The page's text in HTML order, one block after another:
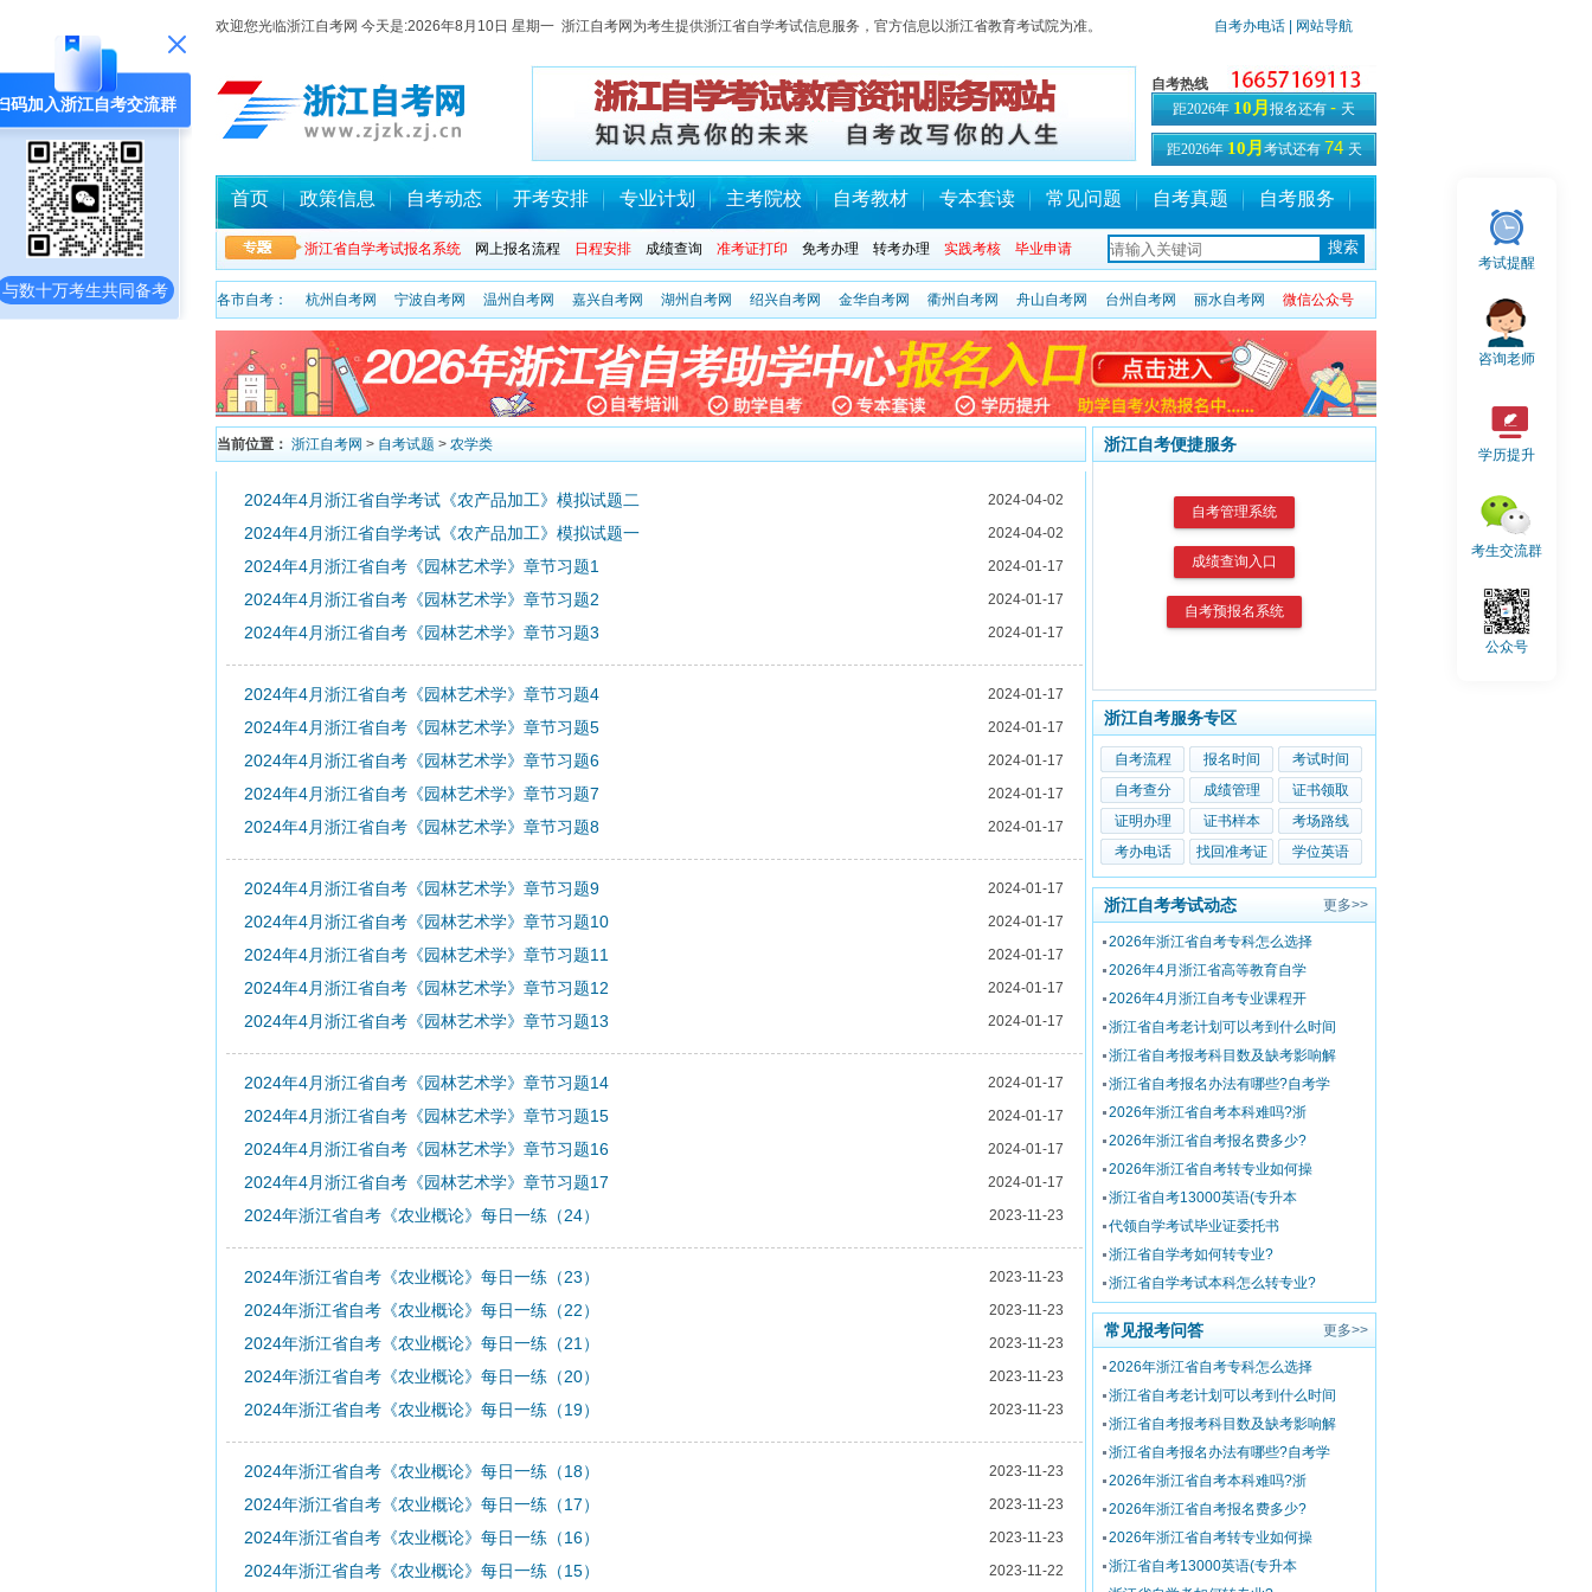
欢迎您光临浙江自考网 今天是:2026年8月10日 星期一 浙江自考网为考生提供浙江省自学考试信息服务，官方信息以浙江省教育考试院为准。 自考办电话 | 网站导航
自考热线
距2026年 10月 报名还有 - 天
距2026年 10月 考试还有 74 天
首页 政策信息 自考动态 开考安排 专业计划 主考院校 自考教材 专本套读 常见问题 自考真题 自考服务
浙江省自学考试报名系统 网上报名流程 日程安排 成绩查询 准考证打印 免考办理 转考办理 实践考核 毕业申请
各市自考： 杭州自考网 宁波自考网 温州自考网 嘉兴自考网 湖州自考网 绍兴自考网 金华自考网 衢州自考网 舟山自考网 台州自考网 丽水自考网 微信公众号
码加入浙江自考交流群
与数十万考生共同备考
当前位置： 浙江自考网 > 自考试题 > 农学类
2024年4月浙江省自学考试《农产品加工》模拟试题二 2024-04-02
2024年4月浙江省自学考试《农产品加工》模拟试题一 2024-04-02
2024年4月浙江省自考《园林艺术学》章节习题1 2024-01-17
2024年4月浙江省自考《园林艺术学》章节习题2 2024-01-17
2024年4月浙江省自考《园林艺术学》章节习题3 2024-01-17
2024年4月浙江省自考《园林艺术学》章节习题4 2024-01-17
2024年4月浙江省自考《园林艺术学》章节习题5 2024-01-17
2024年4月浙江省自考《园林艺术学》章节习题6 2024-01-17
2024年4月浙江省自考《园林艺术学》章节习题7 2024-01-17
2024年4月浙江省自考《园林艺术学》章节习题8 2024-01-17
2024年4月浙江省自考《园林艺术学》章节习题9 2024-01-17
2024年4月浙江省自考《园林艺术学》章节习题10 2024-01-17
2024年4月浙江省自考《园林艺术学》章节习题11 2024-01-17
2024年4月浙江省自考《园林艺术学》章节习题12 2024-01-17
2024年4月浙江省自考《园林艺术学》章节习题13 2024-01-17
2024年4月浙江省自考《园林艺术学》章节习题14 2024-01-17
2024年4月浙江省自考《园林艺术学》章节习题15 2024-01-17
2024年4月浙江省自考《园林艺术学》章节习题16 2024-01-17
2024年4月浙江省自考《园林艺术学》章节习题17 2024-01-17
2024年浙江省自考《农业概论》每日一练（24） 2023-11-23
2024年浙江省自考《农业概论》每日一练（23） 2023-11-23
2024年浙江省自考《农业概论》每日一练（22） 2023-11-23
2024年浙江省自考《农业概论》每日一练（21） 2023-11-23
2024年浙江省自考《农业概论》每日一练（20） 2023-11-23
2024年浙江省自考《农业概论》每日一练（19） 2023-11-23
2024年浙江省自考《农业概论》每日一练（18） 2023-11-23
2024年浙江省自考《农业概论》每日一练（17） 2023-11-23
2024年浙江省自考《农业概论》每日一练（16） 2023-11-23
2024年浙江省自考《农业概论》每日一练（15） 2023-11-22
浙江自考便捷服务
自考管理系统
成绩查询入口
自考预报名系统
浙江自考服务专区
自考流程 报名时间
考试时间
自考查分
成绩管理
证书领取
证明办理
证书样本
考场路线
考办电话
找回准考证 学位英语
浙江自考考试动态 更多>>
2026年浙江省自考专科怎么选择
2026年4月浙江省高等教育自学
2026年4月浙江自考专业课程开
浙江省自考老计划可以考到什么时间
浙江省自考报考科目数及缺考影响解
浙江省自考报名办法有哪些?自考学
2026年浙江省自考本科难吗?浙
2026年浙江省自考报名费多少?
2026年浙江省自考转专业如何操
浙江省自考13000英语(专升本
代领自学考试毕业证委托书
浙江省自学考如何转专业?
浙江省自学考试本科怎么转专业?
常见报考问答 更多>>
2026年浙江省自考专科怎么选择
浙江省自考老计划可以考到什么时间
浙江省自考报考科目数及缺考影响解
浙江省自考报名办法有哪些?自考学
2026年浙江省自考本科难吗?浙
2026年浙江省自考报名费多少?
2026年浙江省自考转专业如何操
浙江省自考13000英语(专升本
考试提醒
咨询老师
学历提升
考生交流群
公众号